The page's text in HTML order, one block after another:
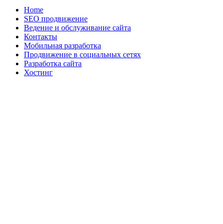
Home
SEO продвижение
Ведение и обслуживание сайта
Контакты
Мобильная разработка
Продвижение в социальных сетях
Разработка сайта
Хостинг